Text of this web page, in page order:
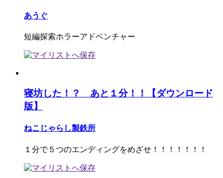
あうぐ
短編探索ホラーアドベンチャー
寝坊した！？ あと１分！！【ダウンロード
版】
ねこじゃらし製鉄所
１分で５つのエンディングをめざせ！！！！！！！